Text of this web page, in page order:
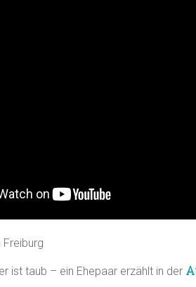
Freiburg
ist taub – ein Ehepaar erzählt in der